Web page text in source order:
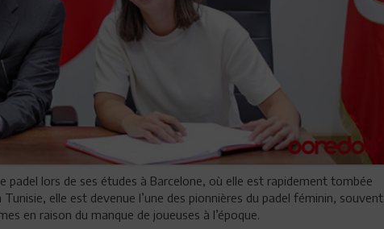
padel lors de ses études à Barcelone, où elle est rapidement tombée
elle est devenue l’une des pionnières du padel féminin, souvent
en raison du manque de joueuses à l’époque.